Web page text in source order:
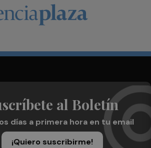
al Boletín
días a primera hora en tu email
¡Quiero suscribirme!